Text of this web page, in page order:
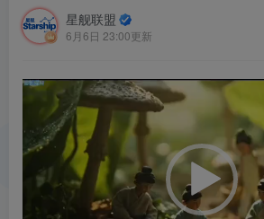
星舰联盟
6月6日 23:00更新
视
播